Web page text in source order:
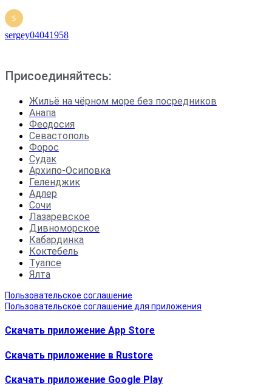
sergey04041958
Присоединяйтесь:
Жильё на чёрном море без посредников
Анапа
Феодосия
Севастополь
Форос
Судак
Архипо-Осиповка
Геленджик
Адлер
Сочи
Лазаревское
Дивноморское
Кабардинка
Коктебель
Туапсе
Ялта
Пользовательское соглашение
Пользовательское соглашение для приложения
Скачать приложение App Store
Скачать приложение в Rustore
Cкачать приложение Google Play